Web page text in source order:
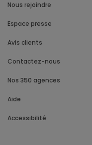
Nous rejoindre
Espace presse
Avis clients
Contactez-nous
Nos 350 agences
Aide
Accessibilité